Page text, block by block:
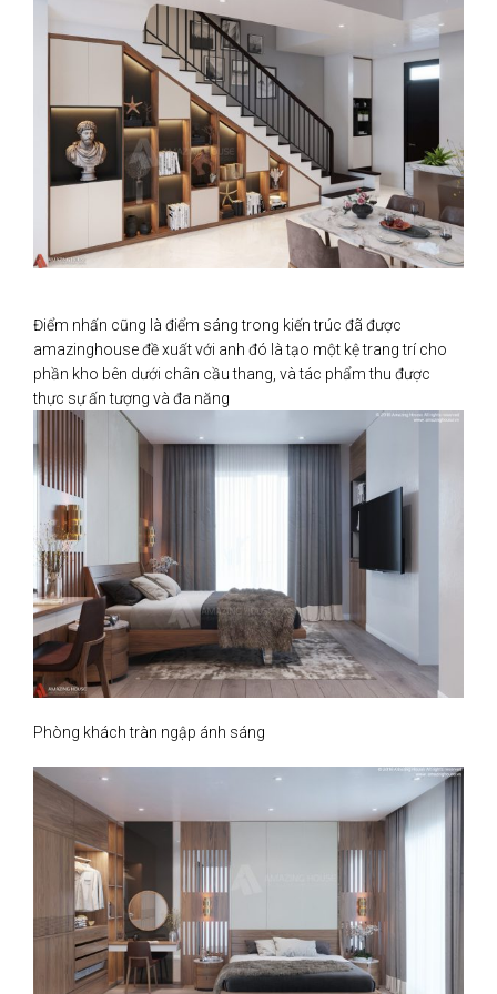
Điểm nhấn cũng là điểm sáng trong kiến trúc đã được
amazinghouse đề xuất với anh đó là tạo một kệ trang trí cho
phần kho bên dưới chân cầu thang, và tác phẩm thu được
thực sự ấn tượng và đa năng
Phòng khách tràn ngập ánh sáng